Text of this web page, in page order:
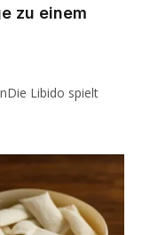
zu einem
Libido spielt